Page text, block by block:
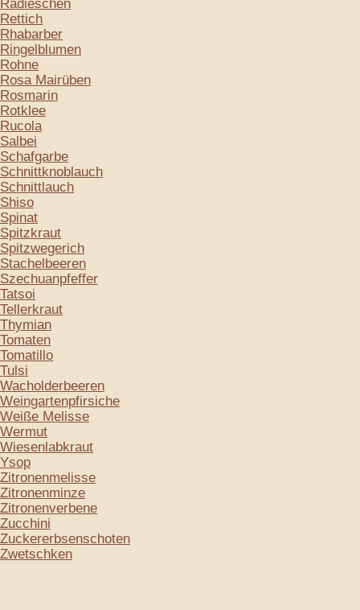
Radieschen
Rettich
Rhabarber
Ringelblumen
Rohne
Rosa Mairüben
Rosmarin
Rotklee
Rucola
Salbei
Schafgarbe
Schnittknoblauch
Schnittlauch
Shiso
Spinat
Spitzkraut
Spitzwegerich
Stachelbeeren
Szechuanpfeffer
Tatsoi
Tellerkraut
Thymian
Tomaten
Tomatillo
Tulsi
Wacholderbeeren
Weingartenpfirsiche
Weiße Melisse
Wermut
Wiesenlabkraut
Ysop
Zitronenmelisse
Zitronenminze
Zitronenverbene
Zucchini
Zuckererbsenschoten
Zwetschken